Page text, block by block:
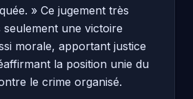
» Ce jugement très
seulement une victoire
morale, apportant justice
la position unie du
le crime organisé.